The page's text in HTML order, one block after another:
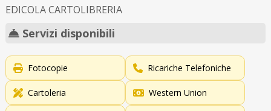
EDICOLA CARTOLIBRERIA
Servizi disponibili
Fotocopie Ricariche Telefoniche
Cartoleria Western Union